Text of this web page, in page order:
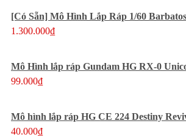
[Có Sẵn] Mô Hình Lắp Ráp 1/60
1.300.000₫
Mô Hình lắp ráp Gundam HG RX-0
99.000₫
Mô hình lắp ráp HG CE 224 Destiny
40.000₫